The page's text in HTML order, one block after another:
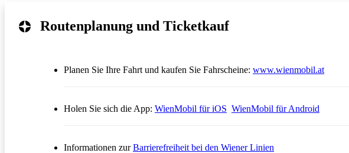
Routenplanung und Ticketkauf
Planen Sie Ihre Fahrt und kaufen Sie Fahrscheine: www.wienmobil.atÖffnet
Holen Sie sich die App: WienMobil für iOS Öffnet in einem neuen Tab
WienMobil für Android
Informationen zurBarrierefreiheit bei den Wiener Linien